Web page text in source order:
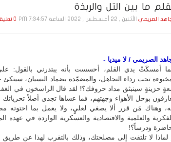
ما بين التل والربذة
الصريميالأثنين , 22 أغـسـطـس , 2022 الساعة 7:34:57 PM 0 تعليقات
الصريمي / لا ميديا -
أمسكَتْ يدي القلم، أحسست بأنه يبتدرني بالقول:
تحت رداء التجاهل، والمضمّدة بضماد النسيان،
حزينةٍ سينبثق مداد حروفك؟! لقد قال الراسخون في
بوحل الأهواء وجهتهم، فما عساها تجدي أصلاً
وهناك مَن قرر ألا يصغي لعليٍ، ولا يعمل بما احتوته
والعلمية والاقتصادية والعسكرية الواردة في
ودرساً؟!
لماذا لا تلتفت إلى مصلحتك، وذلك بالتقرب لهذا عن